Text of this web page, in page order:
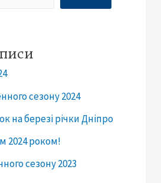
сезону 2024
на березі річки Дніпро
2024 роком!
сезону 2023